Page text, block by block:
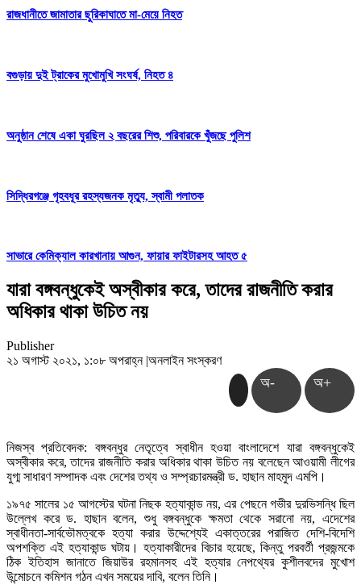
রাজধানীতে জামাতার ছুরিকাঘাতে মা-মেয়ে নিহত
বগুড়ায় দুই ট্রাকের মুখোমুখি সংঘর্ষ, নিহত ৪
অনুষ্ঠান শেষে একা ঘুরছিল ২ বছরের শিশু, পরিবারকে খুঁজছে পুলিশ
সিদ্ধিরগঞ্জে গৃহবধূর রহস্যজনক মৃত্যু, স্বামী পলাতক
সাভারে কেমিক্যাল কারখানায় আগুন, ফায়ার ফাইটারসহ আহত ৫
যারা বঙ্গবন্ধুকেই অস্বীকার করে, তাদের রাজনীতি করার
অধিকার থাকা উচিত নয়
Publisher
২১ অগাস্ট ২০২১, ১:০৮ অপরাহ্ন |অনলাইন সংস্করণ
অ- অ+
নিজস্ব প্রতিবেদক: বঙ্গবন্ধুর নেতৃত্বে স্বাধীন হওয়া বাংলাদেশে যারা বঙ্গবন্ধুকেই
অস্বীকার করে, তাদের রাজনীতি করার অধিকার থাকা উচিত নয় বলেছেন আওয়ামী লীগের
যুগ্ম সাধারণ সম্পাদক এবং দেশের তথ্য ও সম্প্রচারমন্ত্রী ড. হাছান মাহমুদ এমপি।
১৯৭৫ সালের ১৫ আগস্টের ঘটনা নিছক হত্যাকান্ড নয়, এর পেছনে গভীর দুরভিসন্ধি ছিল
উল্লেখ করে ড. হাছান বলেন, শুধু বঙ্গবন্ধুকে ক্ষমতা থেকে সরানো নয়, এদেশের
স্বাধীনতা-সার্বভৌমত্বকে হত্যা করার উদ্দেশ্যেই একাত্তরের পরাজিত দেশি-বিদেশি
অপশক্তি এই হত্যাকান্ড ঘটায়। হত্যাকারীদের বিচার হয়েছে, কিন্তু পরবর্তী প্রজন্মকে
ঠিক ইতিহাস জানাতে জিয়াউর রহমানসহ এই হত্যার নেপথ্যের কুশীলবদের মুখোশ
উন্মোচনে কমিশন গঠন এখন সময়ের দাবি, বলেন তিনি।